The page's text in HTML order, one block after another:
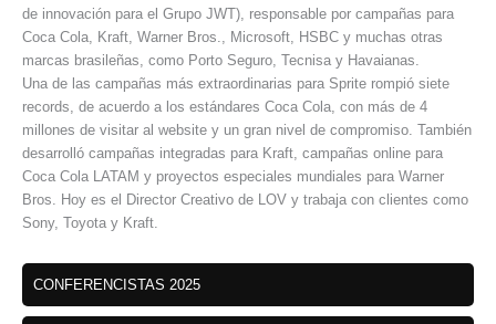
de innovación para el Grupo JWT), responsable por campañas para
Coca Cola, Kraft, Warner Bros., Microsoft, HSBC y muchas otras
marcas brasileñas, como Porto Seguro, Tecnisa y Havaianas.
Una de las campañas más extraordinarias para Sprite rompió siete
records, de acuerdo a los estándares Coca Cola, con más de 4
millones de visitar al website y un gran nivel de compromiso. También
desarrolló campañas integradas para Kraft, campañas online para
Coca Cola LATAM y proyectos especiales mundiales para Warner
Bros. Hoy es el Director Creativo de LOV y trabaja con clientes como
Sony, Toyota y Kraft.
CONFERENCISTAS 2025